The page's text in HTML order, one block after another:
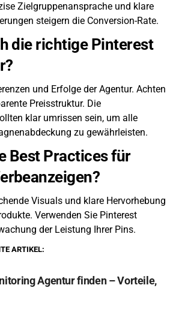
Zielgruppenansprache und klare
steigern die Conversion-Rate.
die richtige Pinterest
und Erfolge der Agentur. Achten
Preisstruktur. Die
klar umrissen sein, um alle
zu gewährleisten.
Best Practices für
Visuals und klare Hervorhebung
Verwenden Sie Pinterest
der Leistung Ihrer Pins.
ARTIKEL:
Agentur finden – Vorteile,